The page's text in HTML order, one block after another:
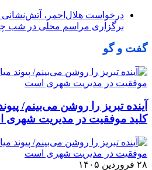
درخواست هلال‌احمر، آتش‌نشانی
برگزاری مراسم محلی در شب
گفت و گو
آینده تبریز را روشن می‌بینم/
کلید موفقیت در مدیریت
۲۸ فروردین ۱۴۰۵